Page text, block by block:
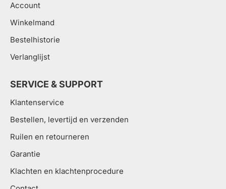
Account
Winkelmand
Bestelhistorie
Verlanglijst
SERVICE & SUPPORT
Klantenservice
Bestellen, levertijd en verzenden
Ruilen en retourneren
Garantie
Klachten en klachtenprocedure